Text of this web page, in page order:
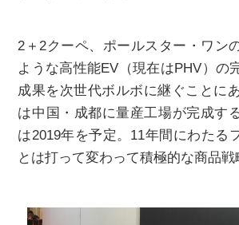
2＋2クーペ、ポールスター・ワン
ような高性能EV（現在はPHV）の
成果を次世代ボルボに継ぐことに
は中国・成都に量産工場が完成す
は2019年を予定。11年間にわたる
とは打って変わって積極的な商品戦